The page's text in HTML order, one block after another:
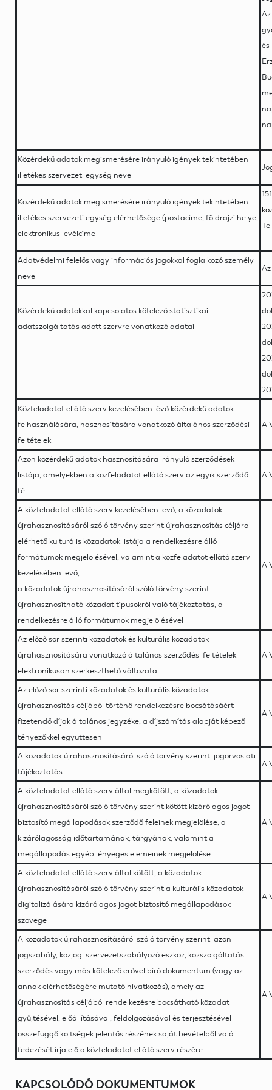
és
Közérdekű adatok megismerésére irányuló igények tekintetében
illetékes szervezeti egység neve
Közérdekű adatok megismerésére irányuló igények tekintetében
illetékes szervezeti egység elérhetősége (postacíme, földrajzi helye,
elektronikus levélcíme
Adatvédelmi felelős vagy információs jogokkal foglalkozó személy
neve
Közérdekű adatokkal kapcsolatos kötelező statisztikai
adatszolgáltatás adott szervre vonatkozó adatai
Közfeladatot ellátó szerv kezelésében lévő közérdekű adatok
felhasználására, hasznosítására vonatkozó általános szerződési
feltételek
A
Azon közérdekű adatok hasznosítására irányuló szerződések
listája, amelyekben a közfeladatot ellátó szerv az egyik szerződő
fél
A
A közfeladatot ellátó szerv kezelésében levő, a közadatok
újrahasznosításáról szóló törvény szerint újrahasznosítás céljára
elérhető kulturális közadatok listája a rendelkezésre álló
formátumok megjelölésével, valamint a közfeladatot ellátó szerv
kezelésében levő,
a közadatok újrahasznosításáról szóló törvény szerint
újrahasznosítható közadat típusokról való tájékoztatás, a
rendelkezésre álló formátumok megjelölésével
A
Az előző sor szerinti közadatok és kulturális közadatok
újrahasznosítására vonatkozó általános szerződési feltételek
elektronikusan szerkeszthető változata
A
Az előző sor szerinti közadatok és kulturális közadatok
újrahasznosítás céljából történő rendelkezésre bocsátásáért
fizetendő díjak általános jegyzéke, a díjszámítás alapját képező
tényezőkkel együttesen
A
A közadatok újrahasznosításáról szóló törvény szerinti jogorvoslati
tájékoztatás
A
A közfeladatot ellátó szerv által megkötött, a közadatok
újrahasznosításáról szóló törvény szerint kötött kizárólagos jogot
biztosító megállapodások szerződő feleinek megjelölése, a
kizárólagosság időtartamának, tárgyának, valamint a
megállapodás egyéb lényeges elemeinek megjelölése
A
A közfeladatot ellátó szerv által kötött, a közadatok
újrahasznosításáról szóló törvény szerint a kulturális közadatok
digitalizálására kizárólagos jogot biztosító megállapodások
szövege
A
A közadatok újrahasznosításáról szóló törvény szerinti azon
jogszabály, közjogi szervezetszabályozó eszköz, közszolgáltatási
szerződés vagy más kötelező erővel bíró dokumentum (vagy az
annak elérhetőségére mutató hivatkozás), amely az
újrahasznosítás céljából rendelkezésre bocsátható közadat
gyűjtésével, előállításával, feldolgozásával és terjesztésével
összefüggő költségek jelentős részének saját bevételből való
fedezését írja elő a közfeladatot ellátó szerv részére
A
KAPCSOLÓDÓ DOKUMENTUMOK